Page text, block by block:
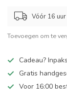
Vóór 16
Toevoegen om te
Cadeau?
Gratis
Voor 16:00